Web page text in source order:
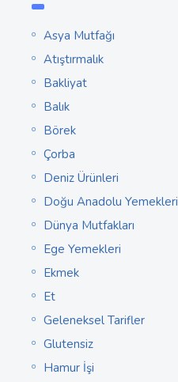
Asya Mutfağı
Atıştırmalık
Bakliyat
Balık
Börek
Çorba
Deniz Ürünleri
Doğu Anadolu Yemekleri
Dünya Mutfakları
Ege Yemekleri
Ekmek
Et
Geleneksel Tarifler
Glutensiz
Hamur İşi